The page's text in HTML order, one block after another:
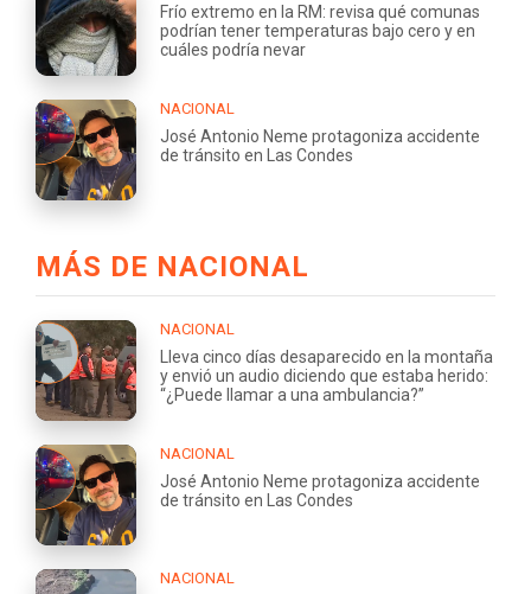
Frío extremo en la RM: revisa qué comunas
podrían tener temperaturas bajo cero y en
cuáles podría nevar
NACIONAL
José Antonio Neme protagoniza accidente
de tránsito en Las Condes
MÁS DE NACIONAL
NACIONAL
Lleva cinco días desaparecido en la montaña
y envió un audio diciendo que estaba herido:
“¿Puede llamar a una ambulancia?”
NACIONAL
José Antonio Neme protagoniza accidente
de tránsito en Las Condes
NACIONAL